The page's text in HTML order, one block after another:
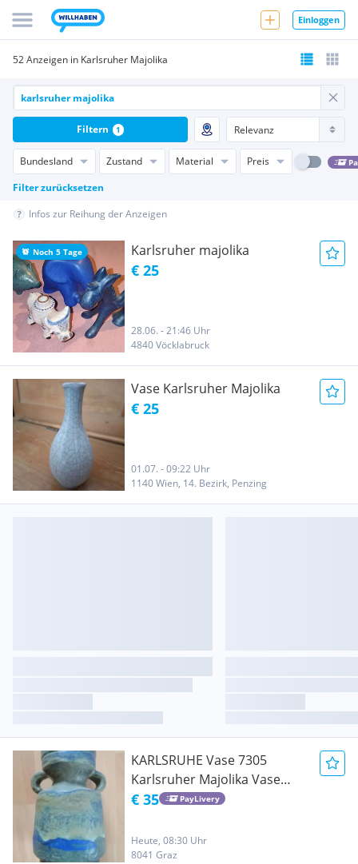
Einloggen
52 Anzeigen in Karlsruher Majolika
Bundesland Zustand Material Preis
Filter zurücksetzen
Filtern 1
Infos zur Reihung der Anzeigen
Noch 5 Tage Karlsruher majolika
€ 25
28.06. - 21:46 Uhr
4840 Vöcklabruck
Vase Karlsruher Majolika
€ 25
01.07. - 09:22 Uhr
1140 Wien, 14. Bezirk, Penzing
KARLSRUHE Vase 7305
Karlsruher Majolika Vase
Friedegart Glatzle ?
€ 35 PayLivery
Heute, 08:30 Uhr
8041 Graz